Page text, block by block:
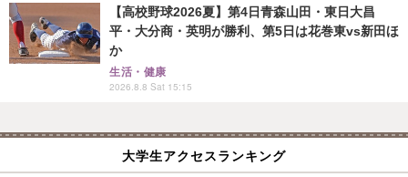
【高校野球2026夏】第4日青森山田・東日大昌
平・大分商・英明が勝利、第5日は花巻東vs新田ほ
か
生活・健康
2026.8.8 Sat 15:15
大学生アクセスランキング